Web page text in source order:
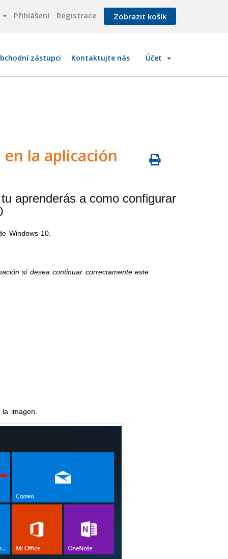
Přihlášení Registrace Zobrazit košík
zástupci Kontaktujte nás Účet
la aplicación
aprenderás a como configurar
Windows 10.
si desea continuar correctamente este
imagen.